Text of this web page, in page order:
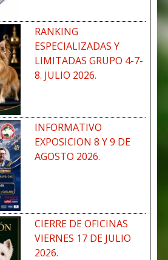
RANKING
ESPECIALIZADAS Y
LIMITADAS GRUPO 4-7-
8. JULIO 2026.
INFORMATIVO
EXPOSICION 8 Y 9 DE
AGOSTO 2026.
CIERRE DE OFICINAS
VIERNES 17 DE JULIO
2026.